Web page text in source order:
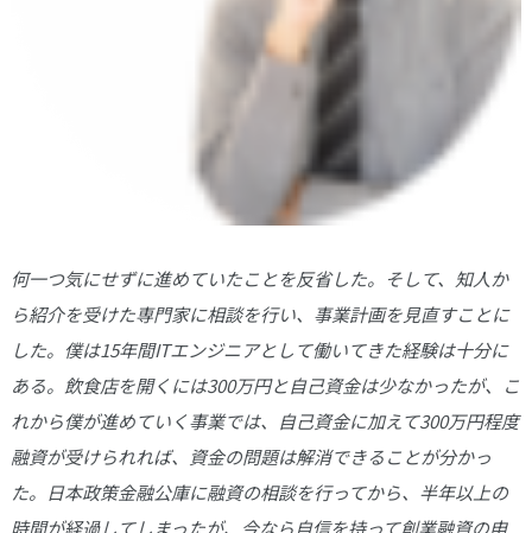
何一つ気にせずに進めていたことを反省した。そして、知人か
ら紹介を受けた専門家に相談を行い、事業計画を見直すことに
した。僕は15年間ITエンジニアとして働いてきた経験は十分に
ある。飲食店を開くには300万円と自己資金は少なかったが、こ
れから僕が進めていく事業では、自己資金に加えて300万円程度
融資が受けられれば、資金の問題は解消できることが分かっ
た。日本政策金融公庫に融資の相談を行ってから、半年以上の
時間が経過してしまったが、今なら自信を持って創業融資の申